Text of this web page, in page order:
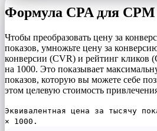
Формула CPA для CPM
Чтобы преобразовать цену за
показов, умножьте цену за
конверсии (CVR) и рейтинг кликов
на 1000. Это показывает
показов, которую вы можете себе
этом целевую стоимость
Эквивалентная цена за тысячу
× 1000.